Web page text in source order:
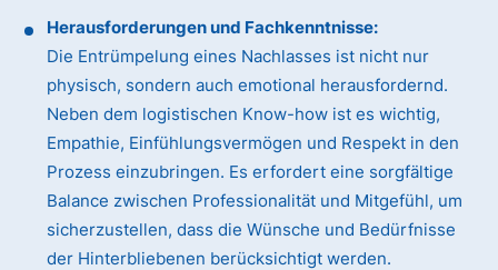
Herausforderungen und Fachkenntnisse:
Die Entrümpelung eines Nachlasses ist nicht nur
physisch, sondern auch emotional herausfordernd.
Neben dem logistischen Know-how ist es wichtig,
Empathie, Einfühlungsvermögen und Respekt in den
Prozess einzubringen. Es erfordert eine sorgfältige
Balance zwischen Professionalität und Mitgefühl, um
sicherzustellen, dass die Wünsche und Bedürfnisse
der Hinterbliebenen berücksichtigt werden.